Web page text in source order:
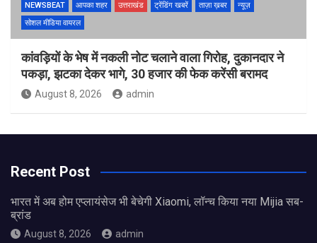
NEWSBEAT आपका शहर उत्तराखंड ट्रेंडिंग खबरें ताज़ा ख़बर
न्यूज़
सोशल मीडिया वायरल
कांवड़ियों के भेष में नकली नोट चलाने वाला गिरोह, दुकानदार ने
पकड़ा, झटका देकर भागे, 30 हजार की फेक करेंसी बरामद
August 8, 2026 admin
Recent Post
भारत में अब होम एप्लायंसेज भी बेचेगी Xiaomi, लॉन्च किया नया Mijia सब-
ब्रांड
August 8, 2026 admin